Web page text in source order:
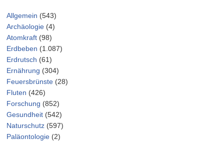
Allgemein (543)
Archäologie (4)
Atomkraft (98)
Erdbeben (1.087)
Erdrutsch (61)
Ernährung (304)
Feuersbrünste (28)
Fluten (426)
Forschung (852)
Gesundheit (542)
Naturschutz (597)
Paläontologie (2)